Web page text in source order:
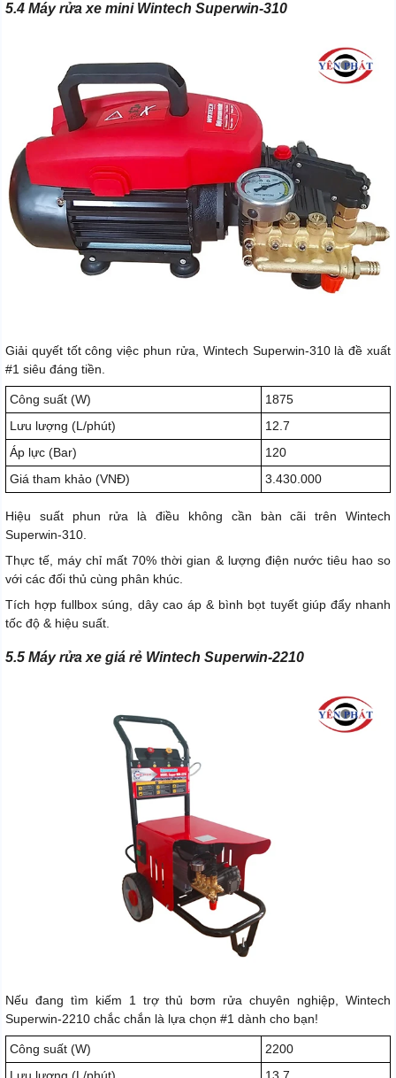
5.4 Máy rửa xe mini Wintech Superwin-310
Giải quyết tốt công việc phun rửa, Wintech Superwin-310 là đề xuất
#1 siêu đáng tiền.
Công suất (W)
1875
Lưu lượng (L/phút)
12.7
Áp lực (Bar)
120
Giá tham khảo (VNĐ)
3.430.000
Hiệu suất phun rửa là điều không cần bàn cãi trên Wintech
Superwin-310.
Thực tế, máy chỉ mất 70% thời gian & lượng điện nước tiêu hao so
với các đối thủ cùng phân khúc.
Tích hợp fullbox súng, dây cao áp & bình bọt tuyết giúp đẩy nhanh
tốc độ & hiệu suất.
5.5 Máy rửa xe giá rẻ Wintech Superwin-2210
Nếu đang tìm kiếm 1 trợ thủ bơm rửa chuyên nghiệp, Wintech
Superwin-2210 chắc chắn là lựa chọn #1 dành cho bạn!
Công suất (W)
2200